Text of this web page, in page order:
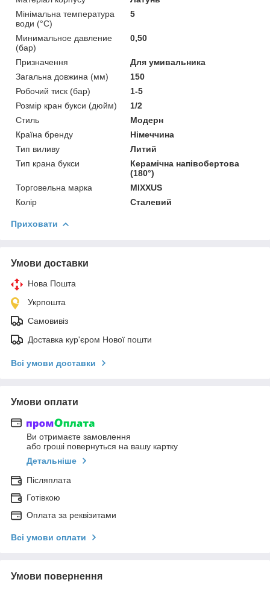
Мінімальна температура
води (°C)
5
Минимальное давление
(бар)
0,50
Призначення
Для умивальника
Загальна довжина (мм)
150
Робочий тиск (бар)
1-5
Розмір кран букси (дюйм)
1/2
Стиль
Модерн
Країна бренду
Німеччина
Тип виливу
Литий
Тип крана букси
Керамічна напівобертова
(180°)
Торговельна марка
MIXXUS
Колір
Сталевий
Приховати
Умови доставки
Нова Пошта
Укрпошта
Самовивіз
Доставка кур'єром Нової пошти
Всі умови доставки
Умови оплати
Ви отримаєте замовлення
або гроші повернуться на вашу картку
Детальніше
Післяплата
Готівкою
Оплата за реквізитами
Всі умови оплати
Умови повернення